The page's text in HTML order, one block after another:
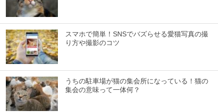
スマホで簡単！SNSでバズらせる愛猫写真の撮
り方や撮影のコツ
うちの駐車場が猫の集会所になっている！猫の
集会の意味って一体何？